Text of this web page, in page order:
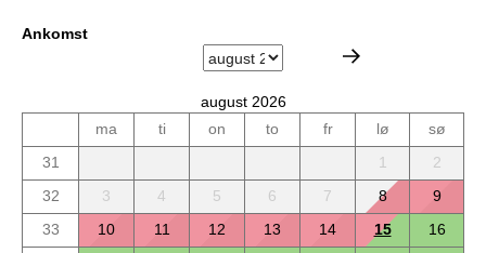
Ankomst
august 2026
ma
ti on to fr lø
sø
31
1
2
32
3 4 5 6 7 8
9
33
10 11 12 13 14 15
16